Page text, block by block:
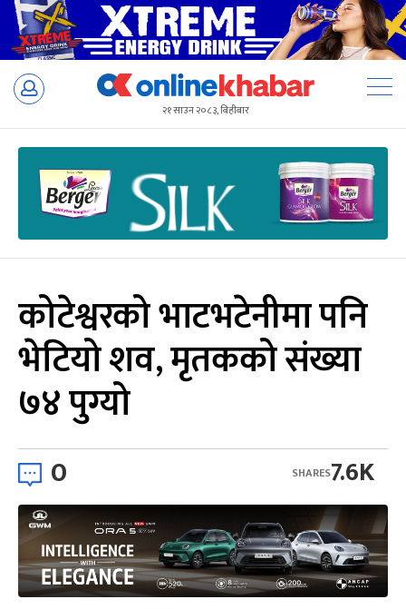
Skip
२१ साउन २०८३, बिहीबार
कोटेश्वरको भाटभटेनीमा पनि
भेटियो शव, मृतकको संख्या
७४ पुग्यो
0 7.6K
SHARES